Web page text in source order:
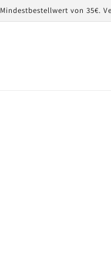
Mindestbestellwert von 35€.